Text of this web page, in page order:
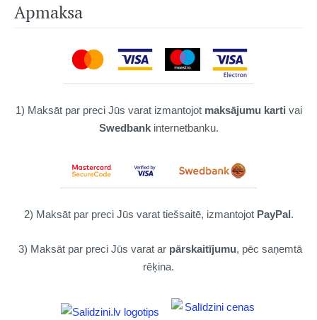
Apmaksa
1) Maksāt par preci Jūs varat izmantojot maksājumu karti vai
Swedbankinternetbanku.
2) Maksāt par preci Jūs varat tiešsaitē, izmantojot PayPal.
3) Maksāt par preci Jūs varat ar pārskaitījumu, pēc saņemtā
rēķina.